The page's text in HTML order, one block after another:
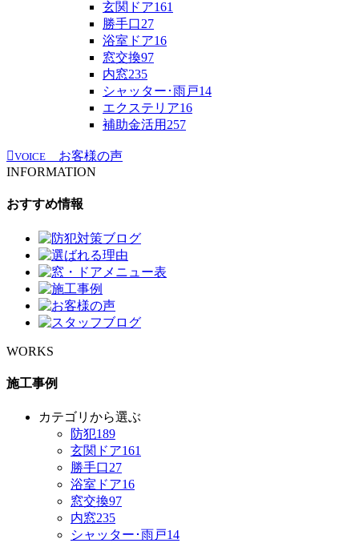
玄関ドア161
勝手口27
浴室ドア16
窓交換97
内窓235
シャッター･雨戸14
エクステリア16
補助金活用 257
VOICE
お客様の声
INFORMATION
おすすめ情報
WORKS
施工事例
カテゴリから選ぶ
防犯189
玄関ドア161
勝手口27
浴室ドア16
窓交換97
内窓235
シャッター･雨戸14